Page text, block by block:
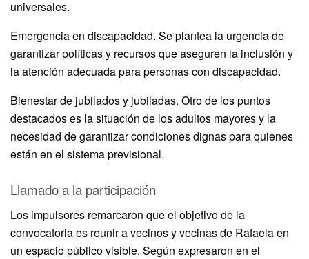
universales.
Emergencia en discapacidad. Se plantea la urgencia de
garantizar políticas y recursos que aseguren la inclusión y
la atención adecuada para personas con discapacidad.
Bienestar de jubilados y jubiladas. Otro de los puntos
destacados es la situación de los adultos mayores y la
necesidad de garantizar condiciones dignas para quienes
están en el sistema previsional.
Llamado a la participación
Los impulsores remarcaron que el objetivo de la
convocatoria es reunir a vecinos y vecinas de Rafaela en
un espacio público visible. Según expresaron en el